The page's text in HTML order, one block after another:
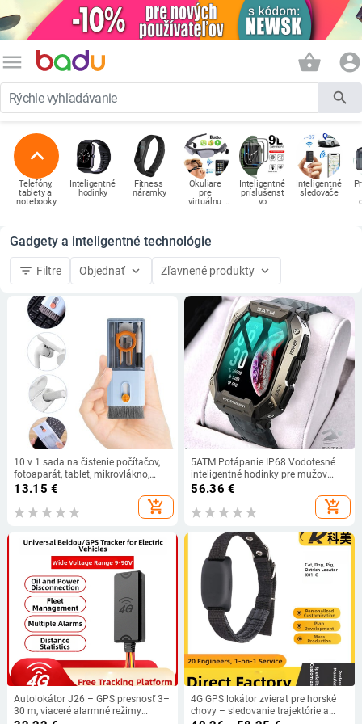
menu shopping_basket account_circle
search
expand_less
Telefóny,
tablety a
notebooky
Inteligentné
hodinky
Fitness
náramky
Okuliare
pre
virtuálnu
Inteligentné
príslušenst
vo
Inteligentné
sledovače
Gadgety a inteligentné technológie
filter_list Filtre Objednať keyboard_arrow_down Zľavnené produkty keyboard_arrow_down
10 v 1 sada na čistenie počítačov,
fotoaparát, tablet, mikrovlákno,
čistič obrazovky, nástroje na
čistenie slúchadiel, kefa na čistenie
krytov kláves, vyťahovač kariet
13.15 €
add_shopping_cart
5ATM Potápanie IP68 Vodotesné
inteligentné hodinky pre mužov
Detekcia srdcovej frekvencie
Multifunkčný športový fitness
sledovač Smartwatch Pripomenutie
56.36 €
add_shopping_cart
Autolokátor J26 – GPS presnosť 3–
30 m, viaceré alarmné režimy
4G GPS lokátor zvierat pre horské
chovy – sledovanie trajektórie a